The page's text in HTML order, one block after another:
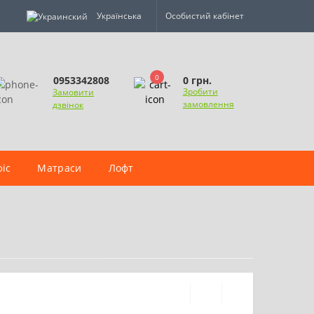
Українська Особистий кабінет
0953342808
Замовити
дзвінок
0 0 грн.
Зробити
замовлення
Матраси Лофт